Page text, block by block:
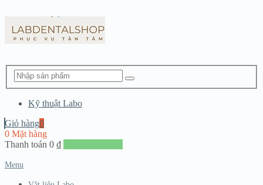
Kỹ thuật Labo
Giỏ hàng0
0 Mặt hàng
Thanh toán 0 ₫
Menu